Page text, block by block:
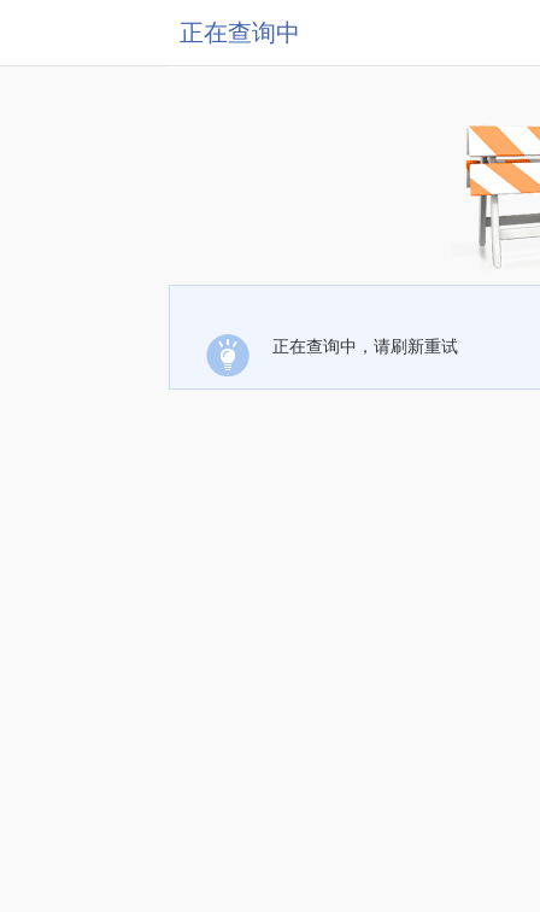
正在查询中
正在查询中，请刷新重试